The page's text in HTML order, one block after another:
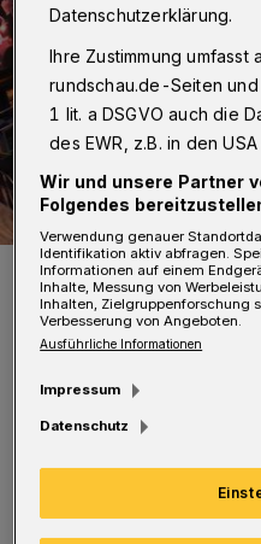
Die „Bläck Fööss“ bei ihrem
Foto: Brauhaus
Songs aus dem
schön wie
Datenschutzerklärung.
Ihre Zustimmung umfasst
rundschau.de-Seiten und
1 lit. a DSGVO auch die
des EWR, z.B. in den USA
Wir und unsere Partner
Folgendes
Verwendung genauer
Identifikation aktiv abfragen.
Informationen auf einem
Inhalte, Messung von
Inhalten, Zielgruppenforschung
Verbesserung von Angeboten.
Ausführliche Informationen
Impressum
Datenschutz